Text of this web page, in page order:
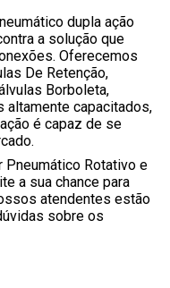
dupla ação
a solução que
Oferecemos
De Retenção,
Borboleta,
altamente capacitados,
é capaz de se
Rotativo e
a sua chance para
atendentes estão
sobre os